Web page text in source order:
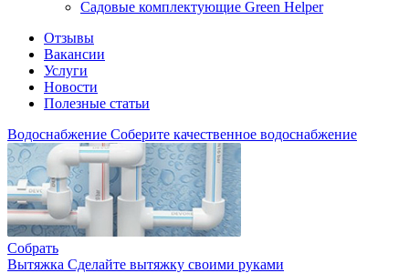
Садовые комплектующие Green Helper
Отзывы
Вакансии
Услуги
Новости
Полезные статьи
Водоснабжение Соберите качественное водоснабжение
Собрать
Вытяжка Сделайте вытяжку своими руками